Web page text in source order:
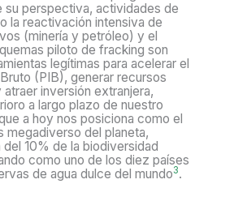
su perspectiva, actividades de
la reactivación intensiva de
(minería y petróleo) y el
piloto de fracking son
legítimas para acelerar el
(PIB), generar recursos
inversión extranjera,
a largo plazo de nuestro
a hoy nos posiciona como el
megadiverso del planeta,
10% de la biodiversidad
como uno de los diez países
de agua dulce del mundo3.